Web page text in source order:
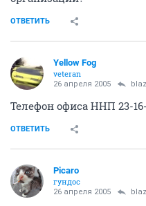
ОТВЕТИТЬ
Yellow Fog
veteran
26 апреля 2005
Телефон офиса ННП 23-
ОТВЕТИТЬ
Picaro
гундос
26 апреля 2005